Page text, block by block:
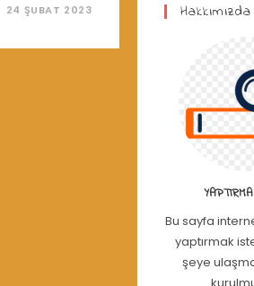
24 ŞUBAT 2023 Hakkımızda
Bu sayfa
yaptırmak
şeye